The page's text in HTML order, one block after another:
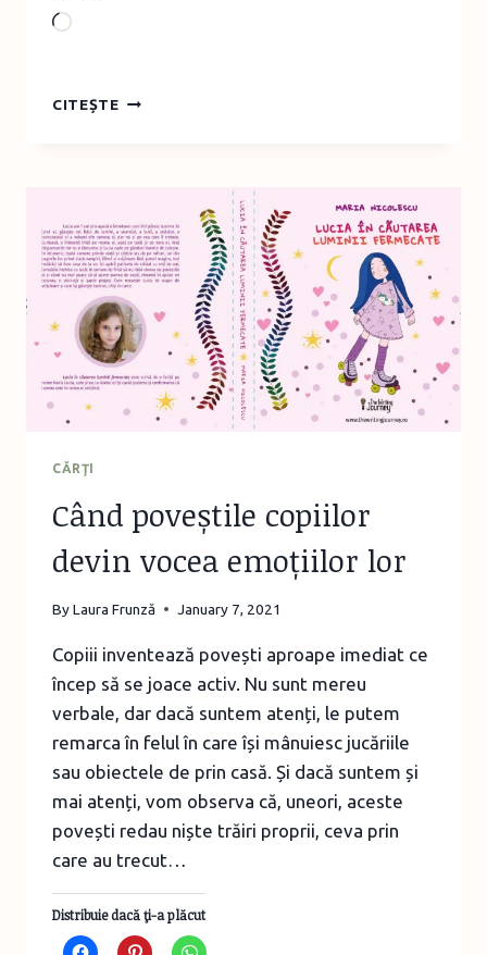
Loading…
CITEȘTERECOMANDARE:
NATURALIȘTI
CĂRŢI
Când poveștile copiilor
devin vocea emoțiilor lor
ByLaura Frunză January 7, 2021
Copiii inventează povești aproape imediat ce
încep să se joace activ. Nu sunt mereu
verbale, dar dacă suntem atenți, le putem
remarca în felul în care își mânuiesc jucăriile
sau obiectele de prin casă. Și dacă suntem și
mai atenți, vom observa că, uneori, aceste
povești redau niște trăiri proprii, ceva prin
care au trecut…
Distribuie dacă ţi-a plăcut